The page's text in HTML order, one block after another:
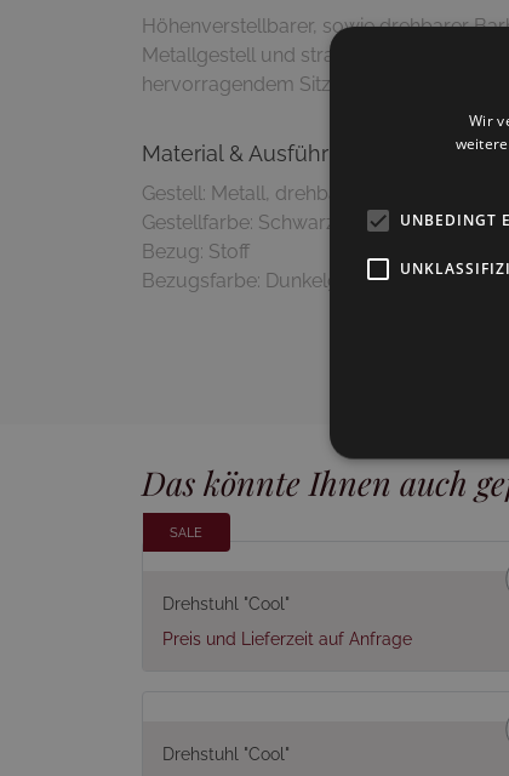
Höhenverstellbarer, sowie drehbarer
Metallgestell und strapazfähigem
hervorragendem Sitzkomfort durch die
Material & Ausführung
Gestell: Metall, drehbar und
Gestellfarbe: Schwarz lackiert
Bezug: Stoff
Bezugsfarbe: Dunkelgrün
Das könnte Ihnen auch
SALE
Drehstuhl "Cool"
Preis und Lieferzeit auf Anfrage
Drehstuhl "Cool"
Wir
UNBEDINGT